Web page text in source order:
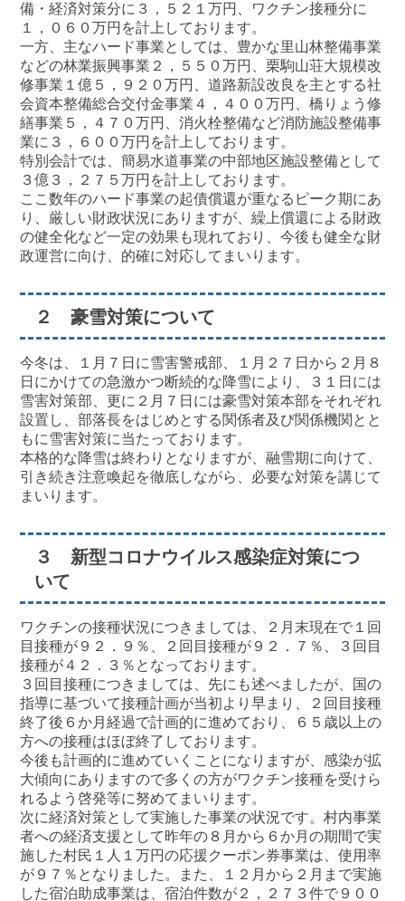
備・経済対策分に３，５２１万円、ワクチン接種分に
１，０６０万円を計上しております。
一方、主なハード事業としては、豊かな里山林整備事業
などの林業振興事業２，５５０万円、栗駒山荘大規模改
修事業１億５，９２０万円、道路新設改良を主とする社
会資本整備総合交付金事業４，４００万円、橋りょう修
繕事業５，４７０万円、消火栓整備など消防施設整備事
業に３，６００万円を計上しております。
特別会計では、簡易水道事業の中部地区施設整備として
３億３，２７５万円を計上しております。
ここ数年のハード事業の起債償還が重なるピーク期にあ
り、厳しい財政状況にありますが、繰上償還による財政
の健全化など一定の効果も現れており、今後も健全な財
政運営に向け、的確に対応してまいります。
２ 豪雪対策について
今冬は、１月７日に雪害警戒部、１月２７日から２月８
日にかけての急激かつ断続的な降雪により、３１日には
雪害対策部、更に２月７日には豪雪対策本部をそれぞれ
設置し、部落長をはじめとする関係者及び関係機関とと
もに雪害対策に当たっております。
本格的な降雪は終わりとなりますが、融雪期に向けて、
引き続き注意喚起を徹底しながら、必要な対策を講じて
まいります。
３ 新型コロナウイルス感染症対策につ
いて
ワクチンの接種状況につきましては、２月末現在で１回
目接種が９２．９％、２回目接種が９２．７％、３回目
接種が４２．３％となっております。
３回目接種につきましては、先にも述べましたが、国の
指導に基づいて接種計画が当初より早まり、２回目接種
終了後６か月経過で計画的に進めており、６５歳以上の
方への接種はほぼ終了しております。
今後も計画的に進めていくことになりますが、感染が拡
大傾向にありますので多くの方がワクチン接種を受けら
れるよう啓発等に努めてまいります。
次に経済対策として実施した事業の状況です。村内事業
者への経済支援として昨年の８月から６か月の期間で実
施した村民１人１万円の応援クーポン券事業は、使用率
が９７％となりました。また、１２月から２月まで実施
した宿泊助成事業は、宿泊件数が２，２７３件で９００